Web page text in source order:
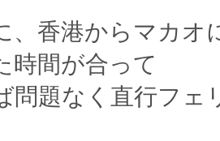
、香港からマカオ
時間が合って
問題なく直行フェ